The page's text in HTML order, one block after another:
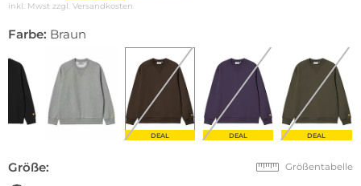
inkl. Mwst zzgl. Versandkosten
Farbe: Braun
DEAL DEAL DEAL
Größe: Größentabelle